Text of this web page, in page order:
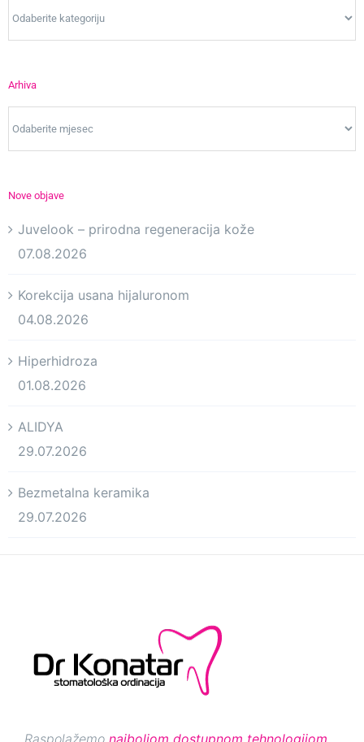
Arhiva
Nove objave
Juvelook – prirodna regeneracija kože
07.08.2026
Korekcija usana hijaluronom
04.08.2026
Hiperhidroza
01.08.2026
ALIDYA
29.07.2026
Bezmetalna keramika
29.07.2026